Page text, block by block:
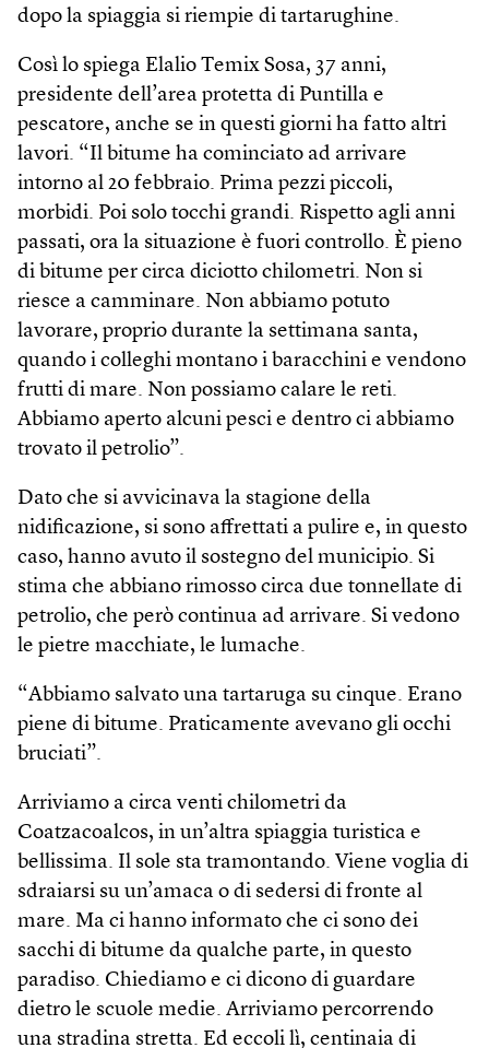
dopo la spiaggia si riempie di tartarughine.
Così lo spiega Elalio Temix Sosa, 37 anni,
presidente dell’area protetta di Puntilla e
pescatore, anche se in questi giorni ha fatto altri
lavori. “Il bitume ha cominciato ad arrivare
intorno al 20 febbraio. Prima pezzi piccoli,
morbidi. Poi solo tocchi grandi. Rispetto agli anni
passati, ora la situazione è fuori controllo. È pieno
di bitume per circa diciotto chilometri. Non si
riesce a camminare. Non abbiamo potuto
lavorare, proprio durante la settimana santa,
quando i colleghi montano i baracchini e vendono
frutti di mare. Non possiamo calare le reti.
Abbiamo aperto alcuni pesci e dentro ci abbiamo
trovato il petrolio”.
Dato che si avvicinava la stagione della
nidificazione, si sono affrettati a pulire e, in questo
caso, hanno avuto il sostegno del municipio. Si
stima che abbiano rimosso circa due tonnellate di
petrolio, che però continua ad arrivare. Si vedono
le pietre macchiate, le lumache.
“Abbiamo salvato una tartaruga su cinque. Erano
piene di bitume. Praticamente avevano gli occhi
bruciati”.
Arriviamo a circa venti chilometri da
Coatzacoalcos, in un’altra spiaggia turistica e
bellissima. Il sole sta tramontando. Viene voglia di
sdraiarsi su un’amaca o di sedersi di fronte al
mare. Ma ci hanno informato che ci sono dei
sacchi di bitume da qualche parte, in questo
paradiso. Chiediamo e ci dicono di guardare
dietro le scuole medie. Arriviamo percorrendo
una stradina stretta. Ed eccoli lì, centinaia di